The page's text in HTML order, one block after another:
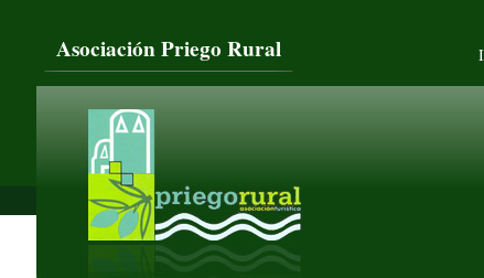
Asociación Priego Rural